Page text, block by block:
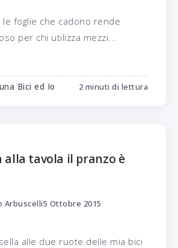
le foglie che cadono rende
per chi utilizza mezzi...
Bici ed Io 2 minuti di lettura
alla tavola il pranzo è
Arbuscelli5 Ottobre 2015
alle due ruote delle mia bici